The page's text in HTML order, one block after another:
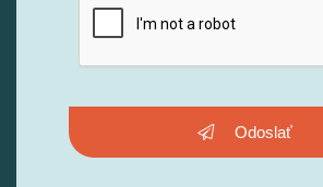
Odoslať